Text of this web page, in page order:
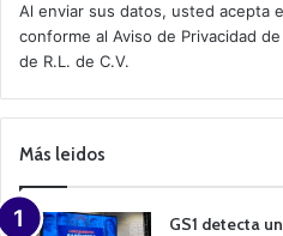
v
e
a
m
a
n
Al enviar sus datos, usted acepta
conforme al Aviso de Privacidad de
de R.L. de C.V.
Más leidos
GS1 detecta